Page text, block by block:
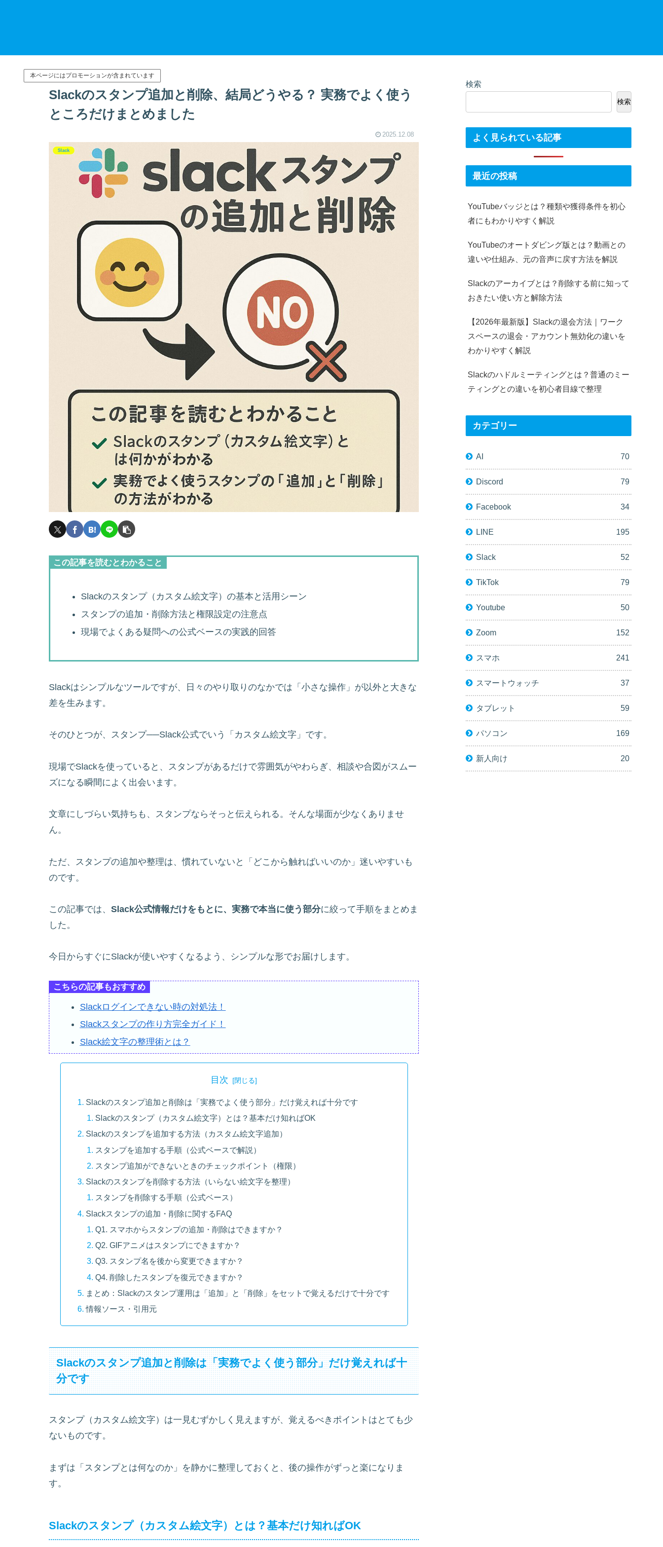
本ページにはプロモーションが含まれています
Slackのスタンプ追加と削除、結局どうやる？ 実務でよく使う
ところだけまとめました
2025.12.08
Slack
この記事を読むとわかること
Slackのスタンプ（カスタム絵文字）の基本と活用シーン
スタンプの追加・削除方法と権限設定の注意点
現場でよくある疑問への公式ベースの実践的回答
Slackはシンプルなツールですが、日々のやり取りのなかでは「小さな操作」が以外と大きな
差を生みます。
そのひとつが、スタンプ──Slack公式でいう「カスタム絵文字」です。
現場でSlackを使っていると、スタンプがあるだけで雰囲気がやわらぎ、相談や合図がスムー
ズになる瞬間によく出会います。
文章にしづらい気持ちも、スタンプならそっと伝えられる。そんな場面が少なくありませ
ん。
ただ、スタンプの追加や整理は、慣れていないと「どこから触ればいいのか」迷いやすいも
のです。
この記事では、 Slack公式情報だけをもとに、実務で本当に使う部分に絞って手順をまとめま
した。
今日からすぐにSlackが使いやすくなるよう、シンプルな形でお届けします。
こちらの記事もおすすめ
Slackログインできない時の対処法！
Slackスタンプの作り方完全ガイド！
Slack絵文字の整理術とは？
目次
Slackのスタンプ追加と削除は「実務でよく使う部分」だけ覚えれば十分です
Slackのスタンプ（カスタム絵文字）とは？基本だけ知ればOK
Slackのスタンプを追加する方法（カスタム絵文字追加）
スタンプを追加する手順（公式ベースで解説）
スタンプ追加ができないときのチェックポイント（権限）
Slackのスタンプを削除する方法（いらない絵文字を整理）
スタンプを削除する手順（公式ベース）
Slackスタンプの追加・削除に関するFAQ
Q1. スマホからスタンプの追加・削除はできますか？
Q2. GIFアニメはスタンプにできますか？
Q3. スタンプ名を後から変更できますか？
Q4. 削除したスタンプを復元できますか？
まとめ：Slackのスタンプ運用は「追加」と「削除」をセットで覚えるだけで十分です
情報ソース・引用元
Slackのスタンプ追加と削除は「実務でよく使う部分」だけ覚えれば十
分です
スタンプ（カスタム絵文字）は一見むずかしく見えますが、覚えるべきポイントはとても少
ないものです。
まずは「スタンプとは何なのか」を静かに整理しておくと、後の操作がずっと楽になりま
す。
Slackのスタンプ（カスタム絵文字）とは？基本だけ知ればOK
検索
検索
よく見られている記事
最近の投稿
YouTubeバッジとは？種類や獲得条件を初心
者にもわかりやすく解説
YouTubeのオートダビング版とは？動画との
違いや仕組み、元の音声に戻す方法を解説
Slackのアーカイブとは？削除する前に知って
おきたい使い方と解除方法
【2026年最新版】Slackの退会方法｜ワーク
スペースの退会・アカウント無効化の違いを
わかりやすく解説
Slackのハドルミーティングとは？普通のミー
ティングとの違いを初心者目線で整理
カテゴリー
AI 70
Discord 79
Facebook 34
LINE 195
Slack 52
TikTok 79
Youtube 50
Zoom 152
スマホ 241
スマートウォッチ 37
タブレット 59
パソコン 169
新人向け 20